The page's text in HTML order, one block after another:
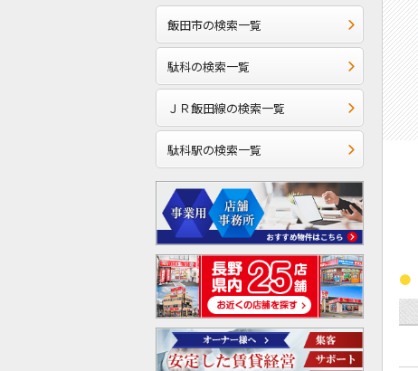
飯田市の検索一覧
駄科の検索一覧
ＪＲ飯田線の検索一覧
駄科駅の検索一覧